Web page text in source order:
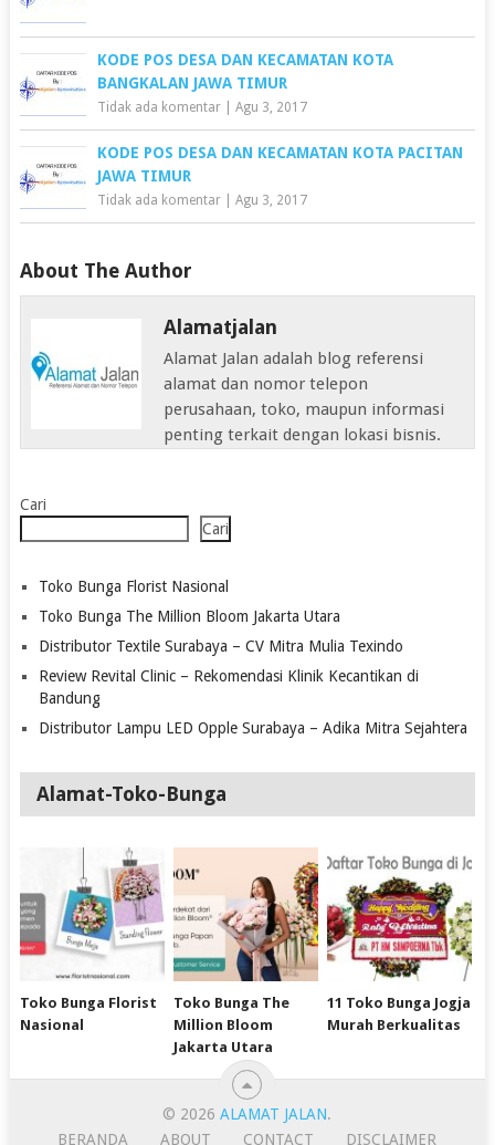
KODE POS DESA DAN KECAMATAN KOTA
BANGKALAN JAWA TIMUR
Tidak ada komentar| Agu 3, 2017
KODE POS DESA DAN KECAMATAN KOTA PACITAN
JAWA TIMUR
Tidak ada komentar| Agu 3, 2017
About The Author
Alamatjalan
Alamat Jalan adalah blog referensi
alamat dan nomor telepon
perusahaan, toko, maupun informasi
penting terkait dengan lokasi bisnis.
Cari
Cari
Toko Bunga Florist Nasional
Toko Bunga The Million Bloom Jakarta Utara
Distributor Textile Surabaya – CV Mitra Mulia Texindo
Review Revital Clinic – Rekomendasi Klinik Kecantikan di
Bandung
Distributor Lampu LED Opple Surabaya – Adika Mitra Sejahtera
Alamat-Toko-Bunga
Toko Bunga Florist
Nasional
Toko Bunga The
Million Bloom
Jakarta Utara
11 Toko Bunga Jogja
Murah Berkualitas
© 2026ALAMAT JALAN.
BERANDA
ABOUT CONTACT DISCLAIMER